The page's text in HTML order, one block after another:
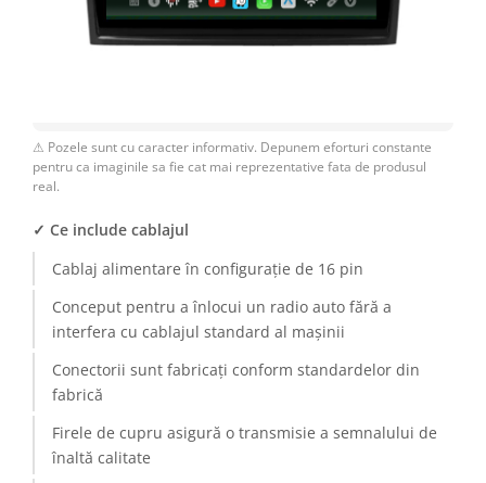
⚠ Pozele sunt cu caracter informativ. Depunem eforturi constante
pentru ca imaginile sa fie cat mai reprezentative fata de produsul
real.
✓ Ce include cablajul
Cablaj alimentare în configurație de 16 pin
Conceput pentru a înlocui un radio auto fără a
interfera cu cablajul standard al mașinii
Conectorii sunt fabricați conform standardelor din
fabrică
Firele de cupru asigură o transmisie a semnalului de
înaltă calitate